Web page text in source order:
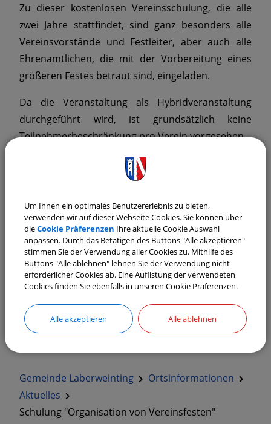
Gemeinde Laberweinting
Ortsinformationen
Aktuelles
Schulung "Organisation von Vereinsfesten"
Zu dieser kostenlosen Vereinsschulung, die alle
zwei Jahre stattfindet, sind ganz besonders alle
Vereinsvorstände und Festleiter, aber auch alle
Ehrenamtlichen, die mit der Vorbereitung eines
größeren Festes betraut sind, eingeladen.
Da die Veranstaltung als Hybridveranstaltung
durchgeführt wird, ist grundsätzlich keine
Teilnehmerbeschränkung pro Verein vorgesehen.
Anmeldung bitte bis spätestens 19. Februar 2026
Anmeldung zur Vereinsschulung
Rückfragen richten Sie bitte an den „Treffpunkt
Ehrenamt“ Gertraud Seifert, Tel. 09421/973-380,
ehrenamt@landkreis-straubing-bogen.de.
Um Ihnen ein optimales Benutzererlebnis zu bieten,
verwenden wir auf dieser Webseite Cookies. Sie können über
dieCookie Präferenzen Ihre aktuelle Cookie Auswahl
anpassen. Durch das Betätigen des Buttons "Alle akzeptieren"
stimmen Sie der Verwendung aller Cookies zu. Mithilfe des
Buttons "Alle ablehnen" lehnen Sie der Verwendung nicht
erforderlicher Cookies ab. Eine Auflistung der verwendeten
Cookies finden Sie ebenfalls in unseren Cookie Präferenzen.
Alle akzeptieren Alle ablehnen